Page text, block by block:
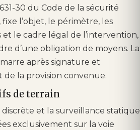
631-30 du Code de la sécurité
l’objet, le périmètre, les
et le cadre légal de l’intervention,
d’une obligation de moyens. La
après signature et
de la provision convenue.
de terrain
discrète et la surveillance statique
exclusivement sur la voie